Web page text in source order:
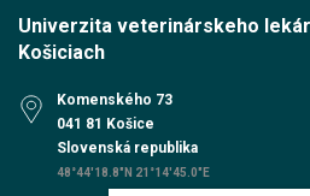
Univerzita veterinárskeho
Košiciach
Komenského 73
041 81 Košice
Slovenská republika
48°44'18.8"N 21°14'45.0"E